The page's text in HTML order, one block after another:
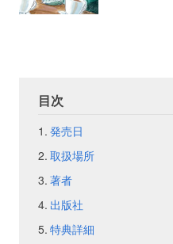
目次
発売日
取扱場所
著者
出版社
特典詳細
会社概要